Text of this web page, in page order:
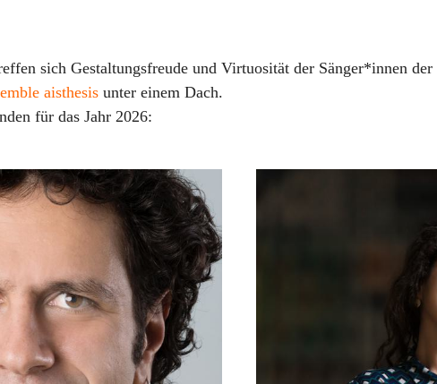
sich Gestaltungsfreude und Virtuosität der Sänger*innen der
aisthesis unter einem Dach.
für das Jahr 2026: